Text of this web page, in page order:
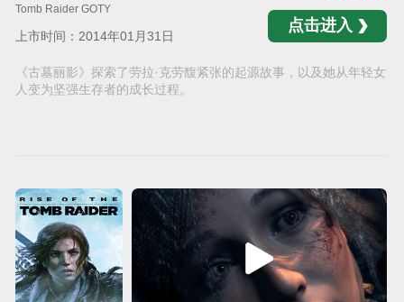
Tomb Raider GOTY
上市时间：2014年01月31日
点击进入
《古墓丽影》探索了劳拉·克劳馥紧张的起源故事，以及她从年轻女
人变为坚强生存者的成长过程。